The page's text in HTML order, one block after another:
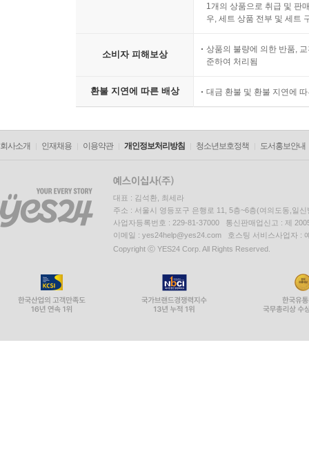
1개의 상품으로 취급 및 판
우, 세트 상품 전부 및 세트
소비자 피해보상
상품의 불량에 의한 반품,
준하여 처리됨
환불 지연에 따른 배상 대금 환불 및 환불 지연에
회사소개 인재채용 이용약관 개인정보처리방침 청소년보호정책 도서홍보안내
대표 : 김석환, 최세라
주소 : 서울시 영등포구 은행로 11, 5층~6층(여의도동,일신
사업자등록번호 : 229-81-37000 통신판매업신고 : 제
이메일 : yes24help@yes24.com 호스팅 서비스사업자 :
Copyright ⓒ YES24 Corp. All Rights Reserved.